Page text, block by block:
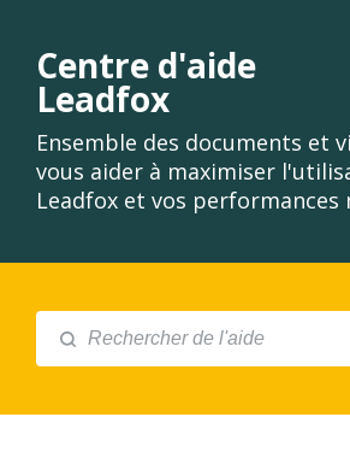
Centre d'aide
Leadfox
Ensemble des documents et
vous aider à maximiser
Leadfox et vos performances